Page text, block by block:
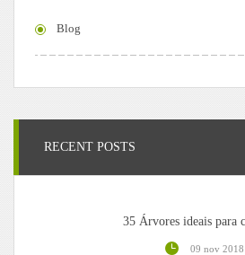
Blog
RECENT POSTS
35 Árvores ideais para
09 nov 2018